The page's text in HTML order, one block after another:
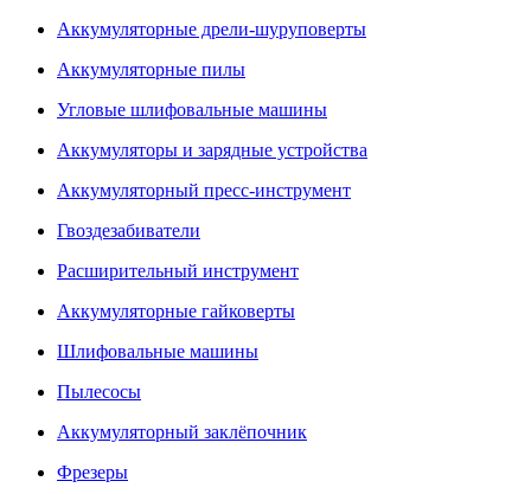
Аккумуляторные дрели-шуруповерты
Аккумуляторные пилы
Угловые шлифовальные машины
Аккумуляторы и зарядные устройства
Аккумуляторный пресс-инструмент
Гвоздезабиватели
Расширительный инструмент
Аккумуляторные гайковерты
Шлифовальные машины
Пылесосы
Аккумуляторный заклёпочник
Фрезеры